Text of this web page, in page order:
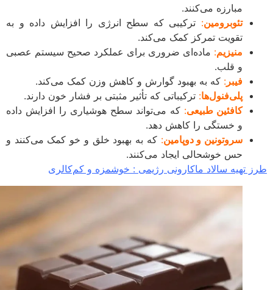
مبارزه می‌کنند.
تئوبرومین:ترکیبی که سطح انرژی را افزایش داده و به
تقویت تمرکز کمک می‌کند.
منیزیم:ماده‌ای ضروری برای عملکرد صحیح سیستم عصبی
و قلب.
فیبر :که به بهبود گوارش و کاهش وزن کمک می‌کند.
پلی‌فنول‌ها:ترکیباتی که تأثیر مثبتی بر فشار خون دارند.
کافئین طبیعی:که می‌تواند سطح هوشیاری را افزایش داده
و خستگی را کاهش دهد.
سروتونین و دوپامین:که به بهبود خلق و خو کمک می‌کنند و
حس خوشحالی ایجاد می‌کنند.
تهیه سالاد ماکارونی رژیمی : خوشمزه و کم‌کالری